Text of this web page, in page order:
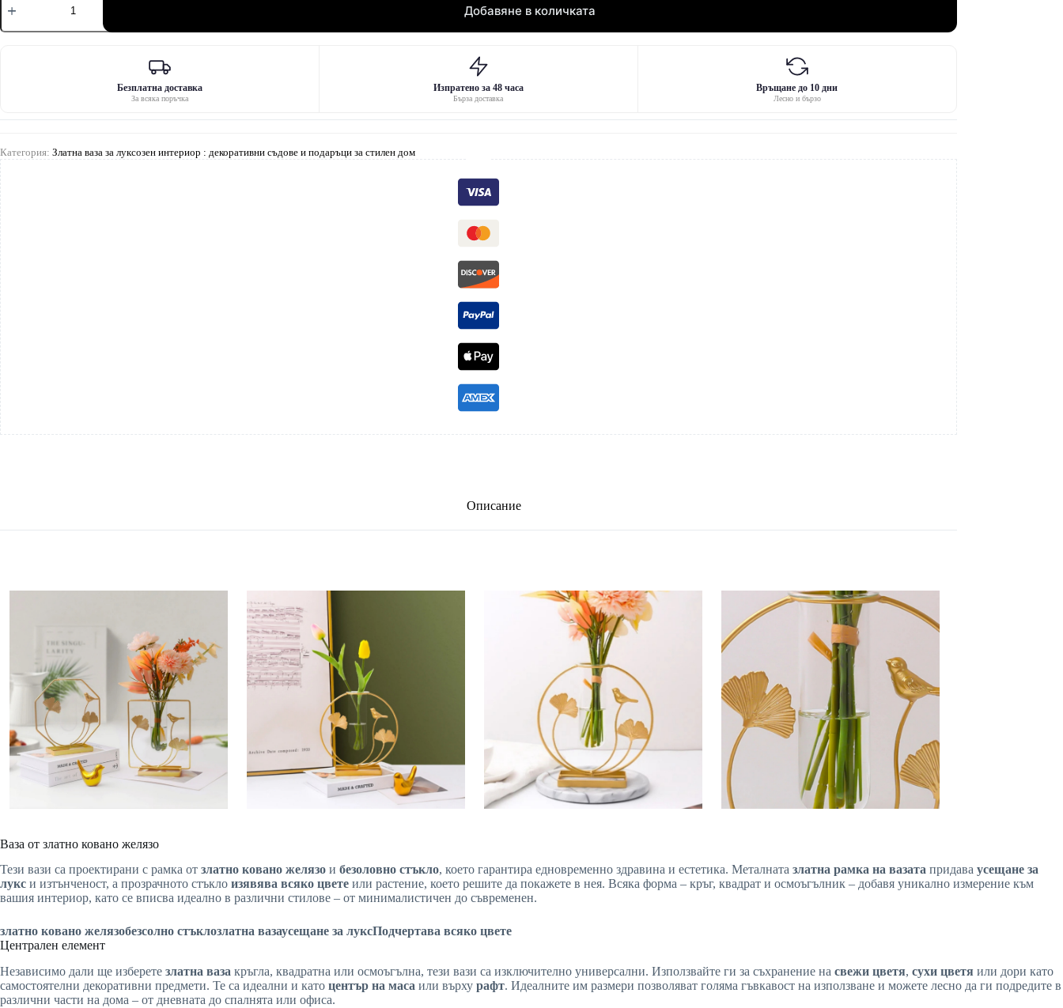
за
кръгла
Добавяне в количката
Безплатна доставка
За всяка поръчка
Изпратено за 48 часа
Бърза доставка
Връщане до 10 дни
Лесно и бързо
Категория: Златна ваза за луксозен интериор : декоративни съдове и подаръци за стилен дом
Описание
Ваза от златно ковано желязо
Тези вази са проектирани с рамка от златно ковано желязо и безоловно стъкло, което гарантира едновременно здравина и естетика. Металната златна рамка на вазата придава усещане за
лукс и изтънченост, а прозрачното стъкло изявява всяко цвете или растение, което решите да покажете в нея. Всяка форма – кръг, квадрат и осмоъгълник – добавя уникално измерение към
вашия интериор, като се вписва идеално в различни стилове – от минималистичен до съвременен.
златно ковано желязобезсолно стъклозлатна вазаусещане за луксПодчертава всяко цвете
Централен елемент
Независимо дали ще изберете златна ваза кръгла, квадратна или осмоъгълна, тези вази са изключително универсални. Използвайте ги за съхранение на свежи цветя, сухи цветя или дори като
самостоятелни декоративни предмети. Те са идеални и като център на маса или върху рафт. Идеалните им размери позволяват голяма гъвкавост на използване и можете лесно да ги подредите в
различни части на дома – от дневната до спалнята или офиса.